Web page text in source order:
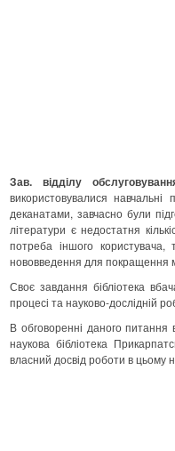
Зав. відділу
використовувалися
деканатами, завчасно були
літератури є недостатня
потреба іншого
нововведення для покращення
Своє завдання бібліотека
процесі та науково-дослідній
В обговоренні даного питання
наукова бібліотека
власний досвід роботи в цьому